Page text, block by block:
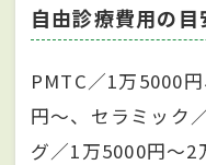
自由診療費用の目
PMTC／1万5000
円～、セラミック
グ／1万5000円～2